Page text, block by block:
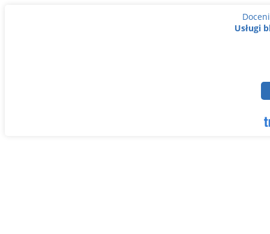
Usługi